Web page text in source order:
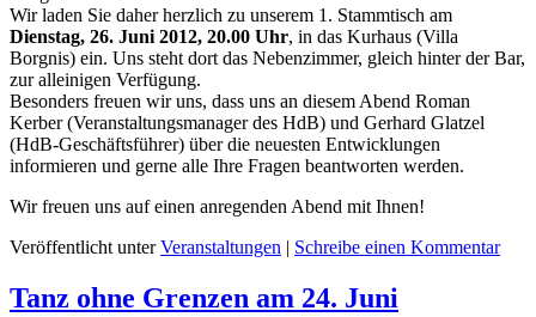
Wir laden Sie daher herzlich zu unserem 1. Stammtisch am
Dienstag, 26. Juni 2012, 20.00 Uhr, in das Kurhaus (Villa
Borgnis) ein. Uns steht dort das Nebenzimmer, gleich hinter der Bar,
zur alleinigen Verfügung.
Besonders freuen wir uns, dass uns an diesem Abend Roman
Kerber (Veranstaltungsmanager des HdB) und Gerhard Glatzel
(HdB-Geschäftsführer) über die neuesten Entwicklungen
informieren und gerne alle Ihre Fragen beantworten werden.
Wir freuen uns auf einen anregenden Abend mit Ihnen!
Veröffentlicht unter Veranstaltungen | Schreibe einen Kommentar
Tanz ohne Grenzen am 24. Juni